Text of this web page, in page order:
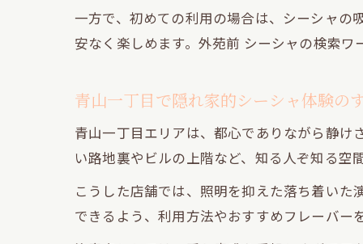
一方で、初めての利用の場合は、シーシャの
安なく楽しめます。外苑前 シーシャの検索ワ
青山一丁目で隠れ家的シーシャ体験の
青山一丁目エリアは、都心でありながら静
い路地裏やビルの上階など、知る人ぞ知る空
こうした店舗では、照明を抑えた落ち着い
できるよう、利用方法やおすすめフレーバー